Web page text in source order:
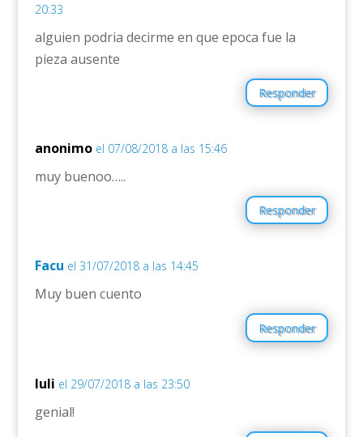
20:33
alguien podria decirme en que epoca fue la
pieza ausente
Responder
anonimo el 07/08/2018 a las 15:46
muy buenoo…..
Responder
Facu el 31/07/2018 a las 14:45
Muy buen cuento
Responder
luli el 29/07/2018 a las 23:50
genial!